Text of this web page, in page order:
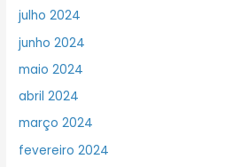
julho 2024
junho 2024
maio 2024
abril 2024
março 2024
fevereiro 2024